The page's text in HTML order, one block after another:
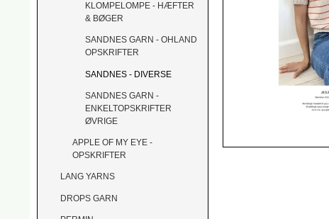
KLOMPELOMPE - HÆFTER
& BØGER
SANDNES GARN - OHLAND
OPSKRIFTER
SANDNES - DIVERSE
SANDNES GARN -
ENKELTOPSKRIFTER
ØVRIGE
APPLE OF MY EYE -
OPSKRIFTER
LANG YARNS
DROPS GARN